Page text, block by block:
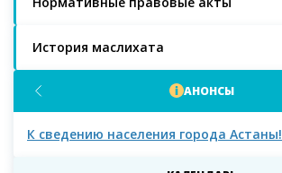
История маслихата
АНОНСЫ
К сведению населения города Астаны!